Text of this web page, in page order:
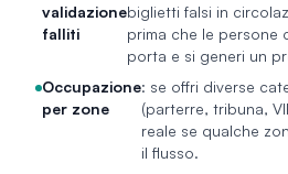
validazione
falliti
biglietti falsi in
prima che le persone
porta e si generi un
Occupazione
per zone
: se offri diverse
(parterre, tribuna,
reale se qualche
il flusso.